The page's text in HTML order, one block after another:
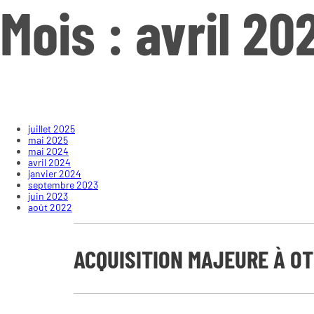
Mois : avril
juillet 2025
mai 2025
mai 2024
avril 2024
janvier 2024
septembre 2023
juin 2023
août 2022
ACQUISITION MAJEURE À